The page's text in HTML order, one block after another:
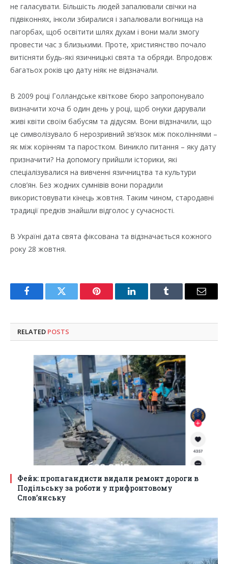
не галасувати. Більшість людей запалювали свічки на
підвіконнях, інколи збиралися і запалювали вогнища на
пагорбах, щоб освітити шлях духам і вони мали змогу
провести час з близькими. Проте, християнство почало
витісняти будь-які язичницькі свята та обряди. Впродовж
багатьох років цю дату ніяк не відзначали.
В 2009 році Голландське квіткове бюро запропонувало
визначити хоча б один день у році, щоб онуки дарували
живі квіти своїм бабусям та дідусям. Вони відзначили, що
це символізувало б нерозривний зв’язок між поколіннями –
як між корінням та паростком. Виникло питання – яку дату
призначити? На допомогу прийшли історики, які
спеціалізувалися на вивченні язичництва та культури
слов’ян. Без жодних сумнівів вони порадили
використовувати кінець жовтня. Таким чином, стародавні
традиції предків знайшли відголос у сучасності.
В Україні дата свята фіксована та відзначається кожного
року 28 жовтня.
FacebookTwitter Pinterest LinkedInTumblr Email
RELATED POSTS
Фейк: пропагандисти видали ремонт дороги в
Подільську за роботи у прифронтовому
Слов’янську